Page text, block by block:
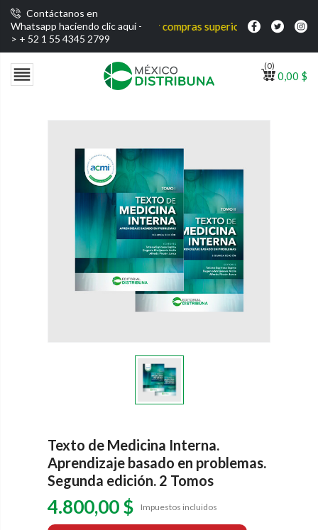
Contáctanos en
Whatsapp haciendo clic aquí -
> + 52 1 55 4345 2799
Envío gratis por compras superiores a $1000 MXN
 0,00 $
(0)
Texto de Medicina Interna.
Aprendizaje basado en problemas.
Segunda edición. 2 Tomos
4.800,00 $ Impuestos incluidos